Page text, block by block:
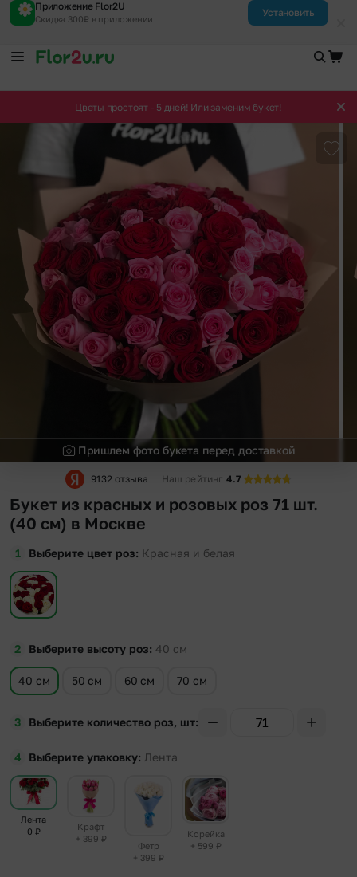
Приложение Flor2U
Скидка 300₽ в приложении
Установить
Цветы простоят - 5 дней! Или заменим букет!
Пришлем фото букета перед доставкой
9132 отзыва Наш рейтинг 4.7
Букет из красных и розовых роз 71 шт.
(40 см) в Москве
Выберите цвет роз Красная и белая
Выберите высоту роз 40 см
40 см 50 см 60 см 70 см
Выберите количество роз, шт
Выберите упаковку Лента
Лента
0 ₽
Крафт
+ 399 ₽
Фетр
+ 399 ₽
Корейка
+ 599 ₽